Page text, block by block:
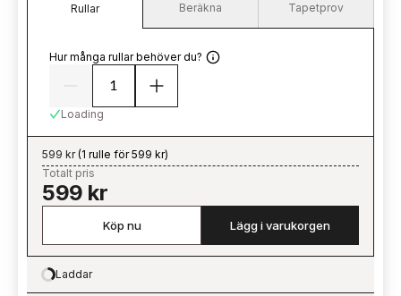
Rullar Beräkna Tapetprov
Hur många rullar behöver du?
Loading
599 kr(1 rulle för 599 kr)
Totalt pris
599 kr
Köp nu Lägg i varukorgen
Loading…
Laddar